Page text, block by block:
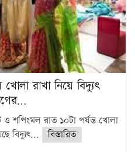
রাখা নিয়ে বিদ্যুৎ
শপিংমল রাত ১০টা পর্যন্ত খোলা
বিদ্যুৎ...
বিস্তারিত